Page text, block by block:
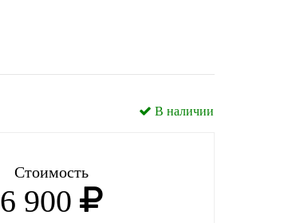
В наличии
Стоимость
6 900